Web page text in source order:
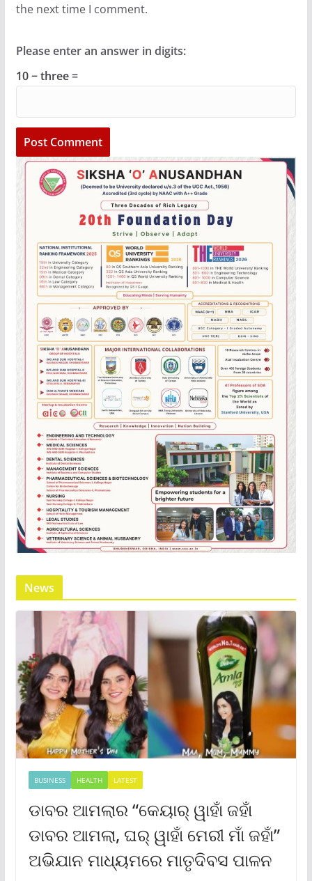
the next time I comment.
Please enter an answer in digits:
10 − three =
News
BUSINESS HEALTH LATEST
ଡାବର ଆମଲାର “କେୟାର୍ ୱାହାଁ ଜହାଁ
ଡାବର ଆମଲା, ଘର୍ ୱାହାଁ ମେରୀ ମାଁ ଜହାଁ”
ଅଭିଯାନ ମାଧ୍ୟମରେ ମାତୃଦିବସ ପାଳନ